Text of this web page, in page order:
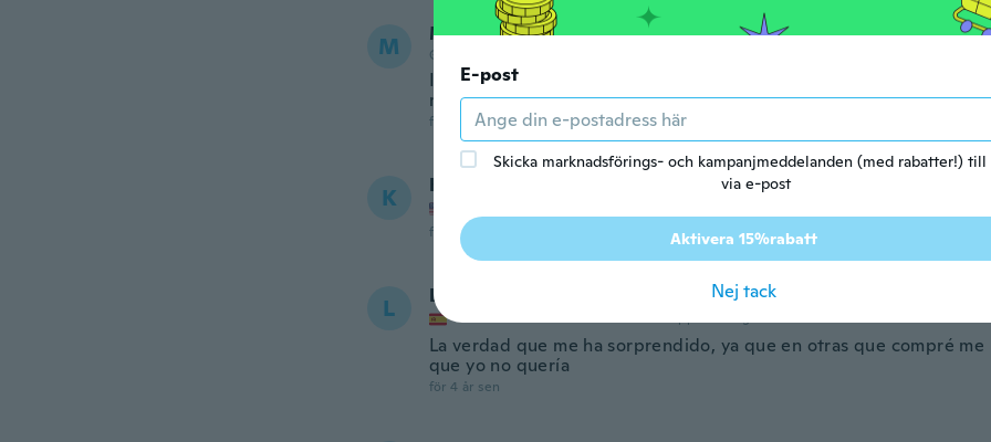
M Miyu
Gick med 2020
Ils sont plus transparent que les autocollants ordinaire et ne sont
mais, ils sont très gros et facile à décoller.
för 4 år sen
K Kamy
för 4 år sen
L Laura
Gick med 2018
La verdad que me ha sorprendido, ya que en otras que compré
que yo no quería
för 4 år sen
E-post
Skicka marknadsförings- och kampanjmeddelanden (med rabatter!)
via e-post
Aktivera 15%rabatt
Nej tack